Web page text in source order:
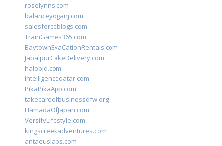
roselynns.com
balanceyoganj.com
salesforceblogs.com
TrainGames365.com
BaytownEvaCationRentals.com
JabalpurCakeDelivery.com
halobjd.com
intelligenceqatar.com
PikaPikaApp.com
takecareofbusinessdfw.org
HamadaOfJapan.com
VersifyLifestyle.com
kingscreekadventures.com
antaeuslabs.com